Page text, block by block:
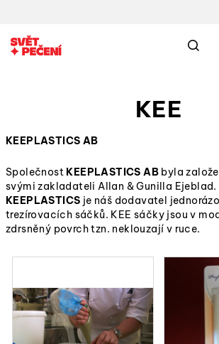
na
obsah
KEE
KEEPLASTICS AB
Společnost KEEPLASTICS AB byla
svými zakladateli Allan & Gunilla
KEEPLASTICS je náš dodavatel
trezírovacích sáčků. KEE sáčky jsou v
zdrsněný povrch tzn. neklouzají v ruce.